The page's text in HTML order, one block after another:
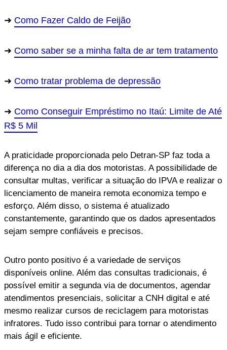
Como Fazer Caldo de Feijão
Como saber se a minha falta de ar tem tratamento
Como tratar problema de depressão
Como Conseguir Empréstimo no Itaú: Limite de Até
R$ 5 Mil
A praticidade proporcionada pelo Detran-SP faz toda a
diferença no dia a dia dos motoristas. A possibilidade de
consultar multas, verificar a situação do IPVA e realizar o
licenciamento de maneira remota economiza tempo e
esforço. Além disso, o sistema é atualizado
constantemente, garantindo que os dados apresentados
sejam sempre confiáveis e precisos.
Outro ponto positivo é a variedade de serviços
disponíveis online. Além das consultas tradicionais, é
possível emitir a segunda via de documentos, agendar
atendimentos presenciais, solicitar a CNH digital e até
mesmo realizar cursos de reciclagem para motoristas
infratores. Tudo isso contribui para tornar o atendimento
mais ágil e eficiente.